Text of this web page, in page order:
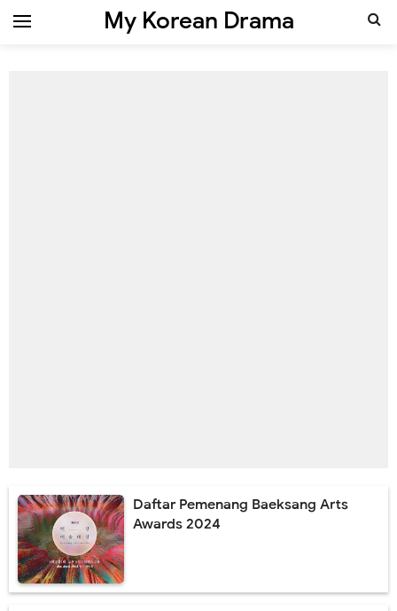
My Korean Drama
Daftar Pemenang Baeksang Arts
Awards 2024